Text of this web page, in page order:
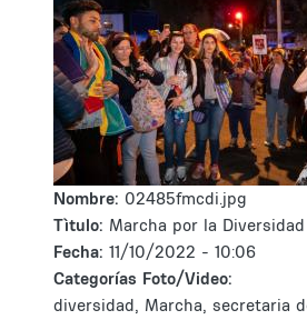
Nombre: 02485fmcdi.jpg
Tìtulo: Marcha por la Diversidad
Fecha: 11/10/2022 - 10:06
Categorías Foto/Video:
diversidad, Marcha, secretaria